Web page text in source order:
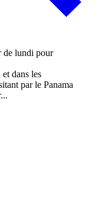
dans les
par le Panama